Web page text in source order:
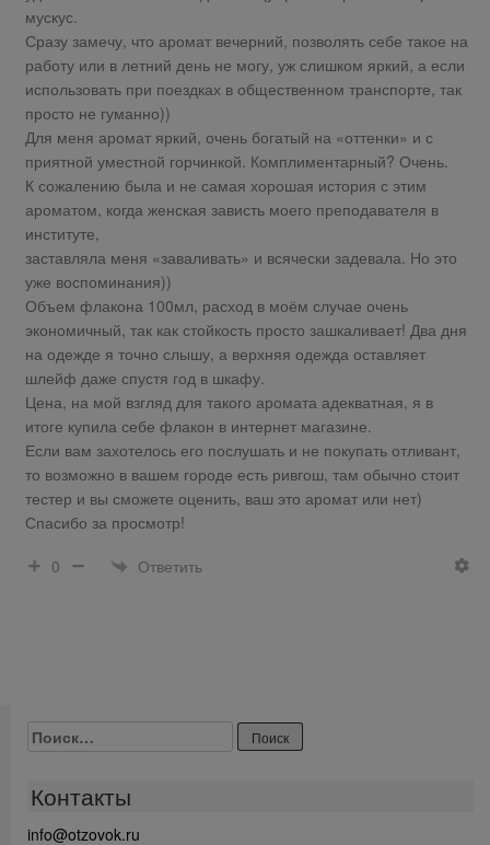
мускус.
Сразу замечу, что аромат вечерний, позволять себе такое на
работу или в летний день не могу, уж слишком яркий, а если
использовать при поездках в общественном транспорте, так
просто не гуманно))
Для меня аромат яркий, очень богатый на «оттенки» и с
приятной уместной горчинкой. Комплиментарный? Очень.
К сожалению была и не самая хорошая история с этим
ароматом, когда женская зависть моего преподавателя в
институте,
заставляла меня «заваливать» и всячески задевала. Но это
уже воспоминания))
Объем флакона 100мл, расход в моём случае очень
экономичный, так как стойкость просто зашкаливает! Два дня
на одежде я точно слышу, а верхняя одежда оставляет
шлейф даже спустя год в шкафу.
Цена, на мой взгляд для такого аромата адекватная, я в
итоге купила себе флакон в интернет магазине.
Если вам захотелось его послушать и не покупать отливант,
то возможно в вашем городе есть ривгош, там обычно стоит
тестер и вы сможете оценить, ваш это аромат или нет)
Спасибо за просмотр!
0
Ответить
Найти:
Контакты
info@otzovok.ru